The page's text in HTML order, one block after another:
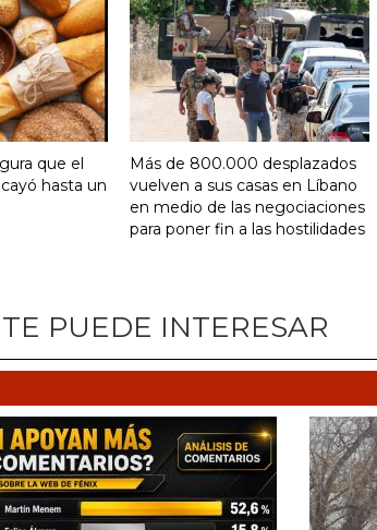
que el
hasta un
Más de 800.000 desplazados
vuelven a sus casas en Líbano
en medio de las negociaciones
para poner fin a las hostilidades
PUEDE INTERESAR